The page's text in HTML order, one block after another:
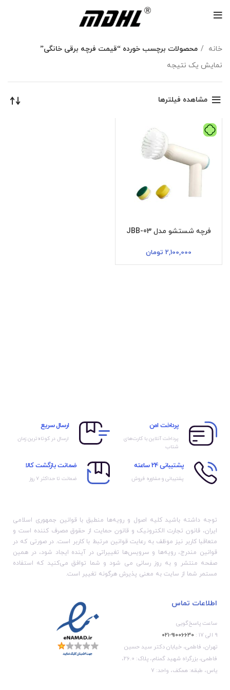
خانه
محصولات برچسب خورده “قیمت فرچه برقی خانگی”
نمایش یک نتیجه
مشاهده فیلترها
فرچه شستشو مدل JBB-03
2,100,000 تومان
پرداخت امن
پرداخت آنلاین با کارت‌های
شتاب
ارسال سریع
ارسال در کوتاه‌ترین زمان
پشتیبانی 24 ساعته
پشتیبانی و مشاوره فروش
ضمانت بازگشت کالا
ضمانت تا حداکثر ۷ روز
توجه داشته باشید کلیه اصول و رویه‏‌ها منطبق با قوانین جمهوری اسلامی
ایران، قانون تجارت الکترونیک و قانون حمایت از حقوق مصرف کننده است و
متعاقبا کاربر نیز موظف به رعایت قوانین مرتبط با کاربر است. در صورتی که در
قوانین مندرج، رویه‏‌ها و سرویس‏‌ها تغییراتی در آینده ایجاد شود، در همین
صفحه منتشر و به روز رسانی می شود و شما توافق می‏‌کنید که استفاده
مستمر شما از سایت به معنی پذیرش هرگونه تغییر است.
اطلاعات تماس
ساعت پاسخ‌گویی
۹ الی ۱۷ :
۹۱۰۰۶۶۳۰-۰۲۱
تهران، فاطمی، خیابان دکتر سید حسین
فاطمی، بزرگراه شهید گمنام، پلاک: 26.0،
یاس، طبقه: همکف، واحد: 7